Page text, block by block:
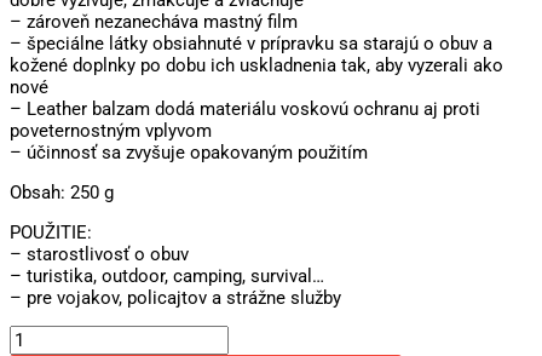
– zároveň nezanecháva mastný film
– špeciálne látky obsiahnuté v prípravku sa starajú o obuv a
kožené doplnky po dobu ich uskladnenia tak, aby vyzerali ako
nové
– Leather balzam dodá materiálu voskovú ochranu aj proti
poveternostným vplyvom
– účinnosť sa zvyšuje opakovaným použitím
Obsah: 250 g
POUŽITIE:
– starostlivosť o obuv
– turistika, outdoor, camping, survival…
– pre vojakov, policajtov a strážne služby